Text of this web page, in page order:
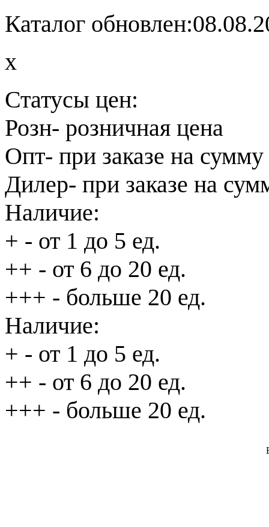
Каталог
x
Статусы цен:
Розн- розничная цена
Опт- при заказе на
Дилер- при заказе на
Наличие:
+ - от 1 до 5 ед.
++ - от 6 до 20 ед.
+++ - больше 20 ед.
Наличие:
+ - от 1 до 5 ед.
++ - от 6 до 20 ед.
+++ - больше 20 ед.